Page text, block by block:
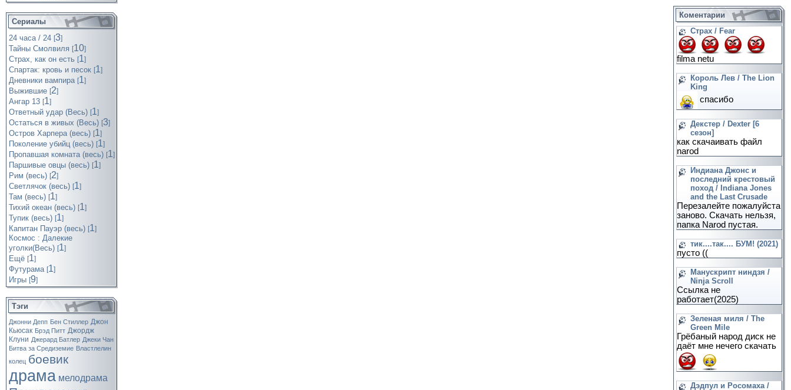
Сериалы
24 часа / 24 [3]
Тайны Смолвиля [10]
Страх, как он есть [1]
Спартак: кровь и песок [1]
Дневники вампира [1]
Выжившие [2]
Ангар 13 [1]
Ответный удар (Весь) [1]
Остаться в живых (Весь) [3]
Остров Харпера (весь) [1]
Поколение убийц (весь) [1]
Пропавшая комната (весь) [1]
Паршивые овцы (весь) [1]
Рим (весь) [2]
Светлячок (весь) [1]
Там (весь) [1]
Тихий океан (весь) [1]
Тупик (весь) [1]
Капитан Пауэр (весь) [1]
Космос : Далекие
уголки(Весь) [1]
Ещё [1]
Футурама [1]
Игры [9]
Тэги
Джонни Депп Бен Стиллер Джон
Кьюсак Брэд Питт Джордж
Клуни Джерард Батлер Джеки Чан
Битва за Средиземие Властлелин
колец боевик
драма мелодрама
Коментарии
Страх / Fear
filma netu
Король Лев / The Lion
King
спасибо
Декстер / Dexter [6
сезон]
как скачаивать файл
narod
Индиана Джонс и
последний крестовый
поход / Indiana Jones
and the Last Crusade
Перезалейте пожалуйста
заново. Скачать нельзя,
папка Narod пустая.
тик....так.... БУМ! (2021)
пусто ((
Манускрипт ниндзя /
Ninja Scroll
Ссылка не
работает(2025)
Зеленая миля / The
Green Mile
Грёбаный народ диск не
даёт мне нечего скачать
Дэдпул и Росомаха /